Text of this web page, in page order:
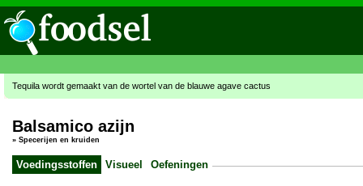
Tequila wordt gemaakt van de wortel van de blauwe agave cactus
Balsamico azijn
» Specerijen en kruiden
Voedingsstoffen Visueel Oefeningen